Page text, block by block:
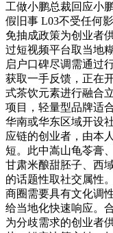
工做小鹏总裁回应小
假旧事 L03不受任何
免抽成政策为创业者
过短视频平台取当地
启户口碑尽调需通过
获取一手反馈，正在
式茶饮元素进行融合
项目，轻量型品牌适
华南或华东区域开设
应链的创业者，由本
短。此中嵩山龟苓膏
甘肃米酿甜胚子、西
的话题性取社交属性
商圈需要具有文化调
给当地化快速响应。
为分歧需求的创业者